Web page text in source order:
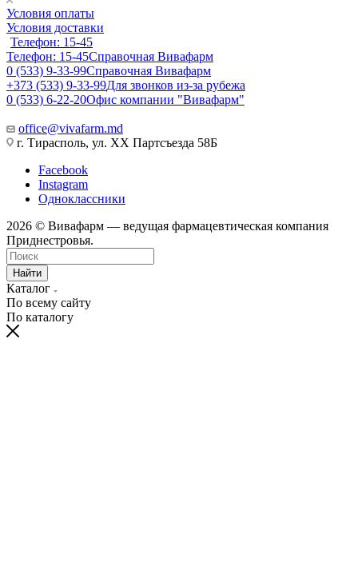
Условия оплаты
Условия доставки
Телефон: 15-45
Телефон: 15-45Справочная Вивафарм
0 (533) 9-33-99Справочная Вивафарм
+373 (533) 9-33-99Для звонков из-за рубежа
0 (533) 6-22-20Офис компании "Вивафарм"
office@vivafarm.md
г. Тирасполь, ул. ХХ Партсъезда 58Б
Facebook
Instagram
Одноклассники
2026 © Вивафарм — ведущая фармацевтическая компания
Приднестровья.
Найти
Каталог
По всему сайту
По каталогу